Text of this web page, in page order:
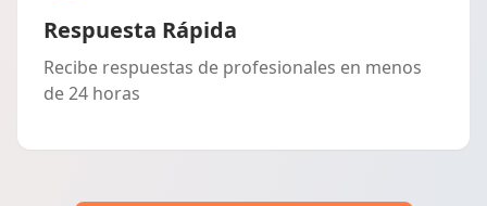
Respuesta Rápida
Recibe respuestas de profesionales en menos
de 24 horas